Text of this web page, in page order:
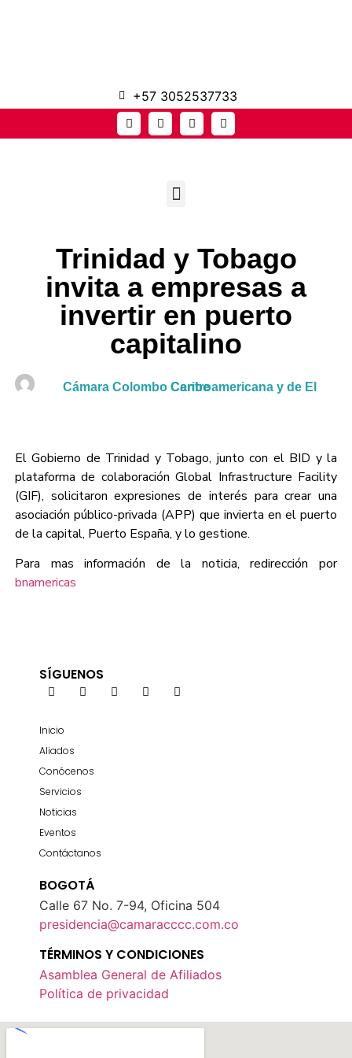
+57 3052537733
Trinidad y Tobago
invita a empresas a
invertir en puerto
capitalino
Cámara Colombo Centroamericana y de El Caribe
El Gobierno de Trinidad y Tobago, junto con el BID y la
plataforma de colaboración Global Infrastructure Facility
(GIF), solicitaron expresiones de interés para crear una
asociación público-privada (APP) que invierta en el puerto
de la capital, Puerto España, y lo gestione.
Para mas información de la noticia, redirección por
bnamericas
SÍGUENOS
Inicio
Aliados
Conócenos
Servicios
Noticias
Eventos
Contáctanos
BOGOTÁ
Calle 67 No. 7-94, Oficina 504
presidencia@camaracccc.com.co
TÉRMINOS Y CONDICIONES
Asamblea General de Afiliados
Política de privacidad